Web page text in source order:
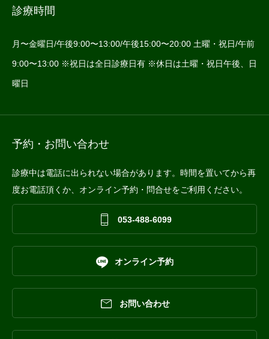
診療時間
月〜金曜日/午後9:00〜13:00/午後15:00〜20:00 土曜・祝日/午前
9:00〜13:00 ※祝日は全日診療日有 ※休日は土曜・祝日午後、日
曜日
予約・お問い合わせ
診療中は電話に出られない場合があります。時間を置いてから再
度お電話頂くか、オンライン予約・問合せをご利用ください。
 053-488-6099
 オンライン予約
 お問い合わせ